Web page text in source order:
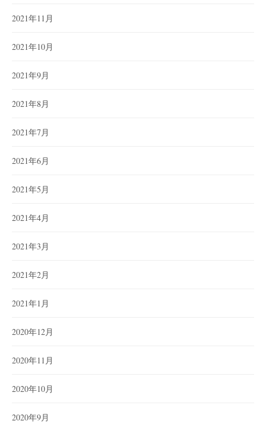
2021年11月
2021年10月
2021年9月
2021年8月
2021年7月
2021年6月
2021年5月
2021年4月
2021年3月
2021年2月
2021年1月
2020年12月
2020年11月
2020年10月
2020年9月